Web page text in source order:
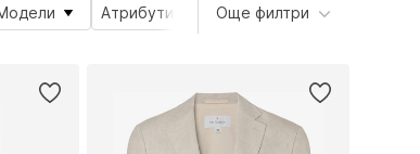
Атрибути на продукта Style
Още филтри